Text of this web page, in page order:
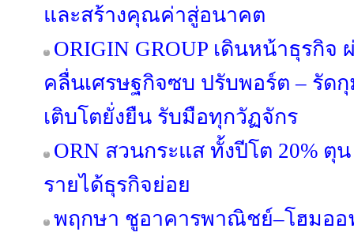
และสร้างคุณค่าสู่อนาคต
ORIGIN GROUP เดินหน้าธุรกิจ
คลื่นเศรษฐกิจซบ ปรับพอร์ต – รัด
เติบโตยั่งยืน รับมือทุกวัฏจักร
ORN สวนกระแส ทั้งปีโต 20% ตุ
รายได้ธุรกิจย่อย
พฤกษา ชูอาคารพาณิชย์–โฮมออ